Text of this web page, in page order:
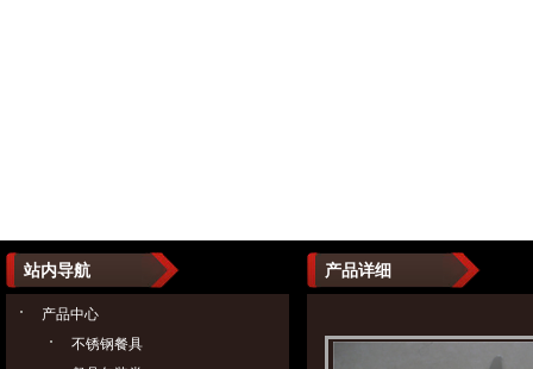
产品详细
站内导航
产品中心
不锈钢餐具